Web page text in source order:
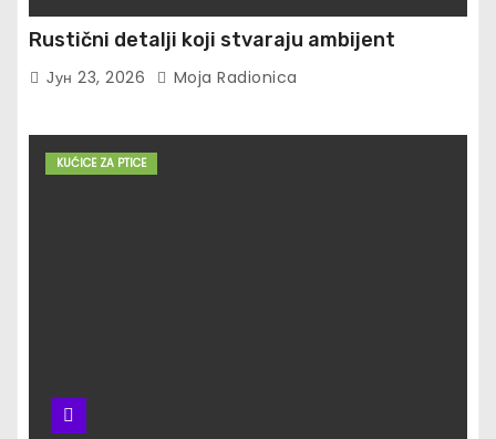
Rustični detalji koji stvaraju ambijent
Јун 23, 2026 Moja Radionica
KUĆICE ZA PTICE